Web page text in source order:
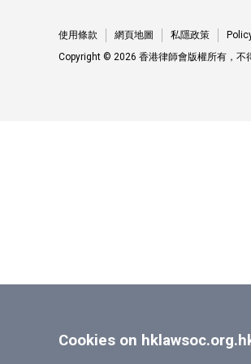
Cookies on
使用條款 網頁地圖 私隱政策
Copyright © 2026 香港律師會版權所有，不